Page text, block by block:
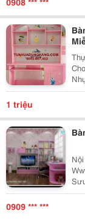
Sử
1 triệu
Nội
0909 *** ***